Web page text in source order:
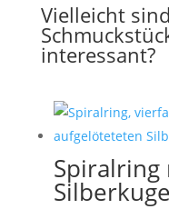
Vielleicht
interessant?